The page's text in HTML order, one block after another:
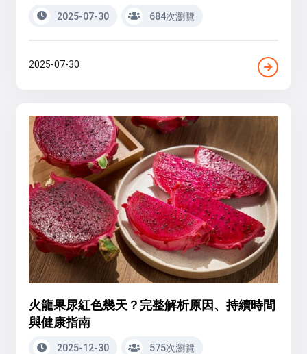
2025-07-30 684次瀏覽
2025-07-30
火龍果尿紅色幾天？完整解析原因、持續時間
與健康指南
2025-12-30 575次瀏覽